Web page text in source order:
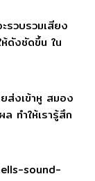
รวบรวมเสียง
ห้ดังชัดขึ้น ใน
ส่งเข้าหู สมอง
ทำให้เรารู้สึก
sound-